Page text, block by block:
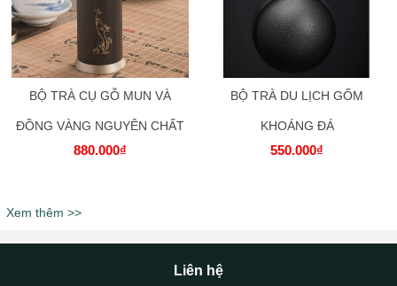
BỘ TRÀ CỤ GỖ MUN VÀ
ĐỒNG VÀNG NGUYÊN CHẤT
880.000₫
BỘ TRÀ DU LỊCH GỐM
KHOÁNG ĐÁ
550.000₫
Xem thêm >>
Liên hệ